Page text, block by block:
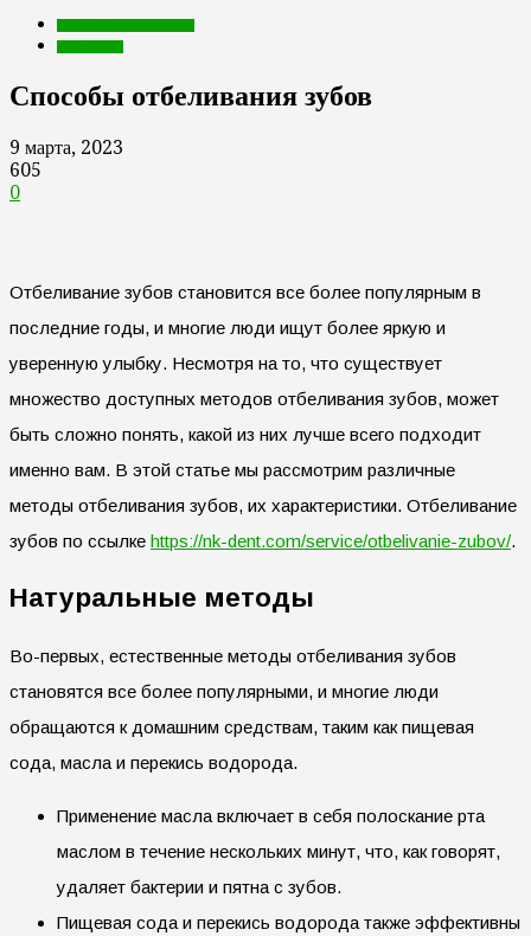
Способы отбеливания зубов
9 марта, 2023
605
0
Отбеливание зубов становится все более популярным в
последние годы, и многие люди ищут более яркую и
уверенную улыбку. Несмотря на то, что существует
множество доступных методов отбеливания зубов, может
быть сложно понять, какой из них лучше всего подходит
именно вам. В этой статье мы рассмотрим различные
методы отбеливания зубов, их характеристики. Отбеливание
зубов по ссылке https://nk-dent.com/service/otbelivanie-zubov/.
Натуральные методы
Во-первых, естественные методы отбеливания зубов
становятся все более популярными, и многие люди
обращаются к домашним средствам, таким как пищевая
сода, масла и перекись водорода.
Применение масла включает в себя полоскание рта
маслом в течение нескольких минут, что, как говорят,
удаляет бактерии и пятна с зубов.
Пищевая сода и перекись водорода также эффективны